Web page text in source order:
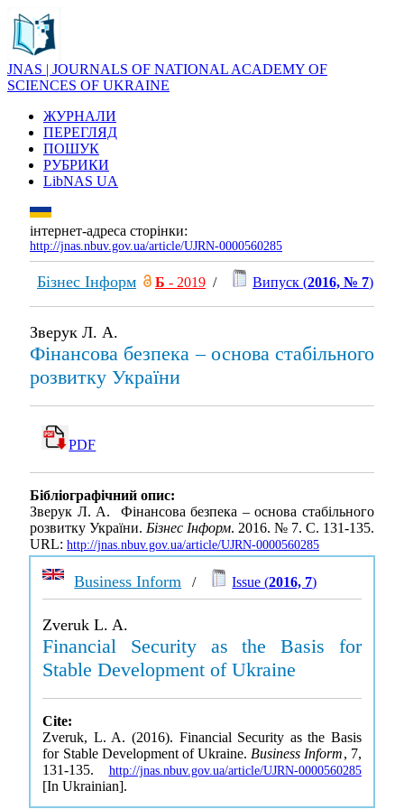
JNAS | JOURNALS OF NATIONAL ACADEMY OF
SCIENCES OF UKRAINE
ЖУРНАЛИ
ПЕРЕГЛЯД
ПОШУК
РУБРИКИ
LibNAS UA
інтернет-адреса сторінки:
http://jnas.nbuv.gov.ua/article/UJRN-0000560285
Бізнес Інформ Б - 2019 / Випуск (2016, № 7)
Зверук Л. А.
Фінансова безпека – основа стабільного
розвитку України
PDF
Бібліографічний опис:
Зверук Л. А. Фінансова безпека – основа стабільного
розвитку України. Бізнес Інформ. 2016. № 7. С. 131-135.
URL: http://jnas.nbuv.gov.ua/article/UJRN-0000560285
Business Inform / Issue (2016, 7)
Zveruk L. A.
Financial Security as the Basis for
Stable Development of Ukraine
Cite:
Zveruk, L. A. (2016). Financial Security as the Basis
for Stable Development of Ukraine. Business Inform, 7,
131-135. http://jnas.nbuv.gov.ua/article/UJRN-0000560285
[In Ukrainian].